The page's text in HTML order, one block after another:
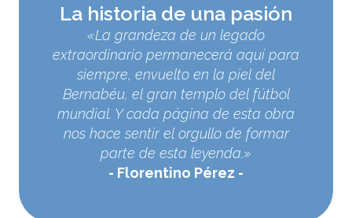
La historia de una pasión
«La grandeza de un legado
extraordinario permanecerá aquí para
siempre, envuelto en la piel del
Bernabéu, el gran templo del fútbol
mundial. Y cada página de esta obra
nos hace sentir el orgullo de formar
parte de esta leyenda.»
Florentino Pérez